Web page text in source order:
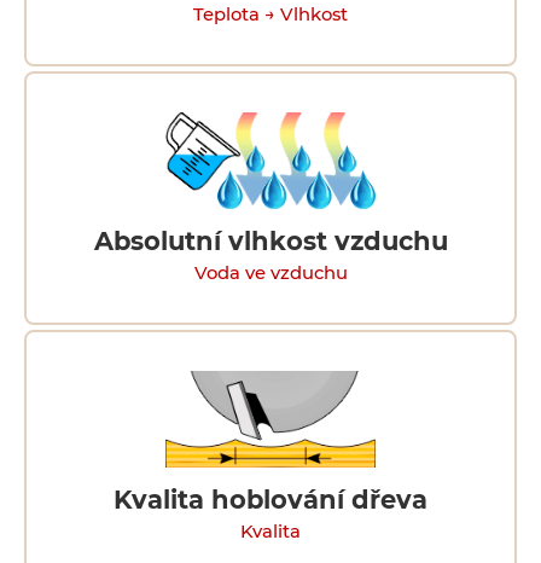
Teplota → Vlhkost
Absolutní vlhkost vzduchu
Voda ve vzduchu
Kvalita hoblování dřeva
Kvalita